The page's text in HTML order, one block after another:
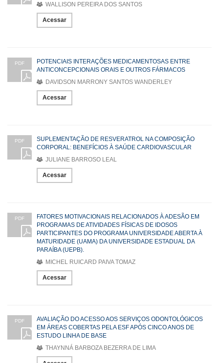
WALLISON PEREIRA DOS SANTOS
Acessar
PDF
POTENCIAIS INTERAÇÕES MEDICAMENTOSAS ENTRE
ANTICONCEPCIONAIS ORAIS E OUTROS FÁRMACOS
DAVIDSON MARRONY SANTOS WANDERLEY
Acessar
PDF
SUPLEMENTAÇÃO DE RESVERATROL NA COMPOSIÇÃO
CORPORAL: BENEFÍCIOS À SAÚDE CARDIOVASCULAR
JULIANE BARROSO LEAL
Acessar
PDF
FATORES MOTIVACIONAIS RELACIONADOS À ADESÃO EM
PROGRAMAS DE ATIVIDADES FÍSICAS DE IDOSOS
PARTICIPANTES DO PROGRAMA UNIVERSIDADE ABERTA À
MATURIDADE (UAMA) DA UNIVERSIDADE ESTADUAL DA
PARAÍBA (UEPB).
MICHEL RUICARD PAIVA TOMAZ
Acessar
PDF
AVALIAÇÃO DO ACESSO AOS SERVIÇOS ODONTOLÓGICOS
EM ÁREAS COBERTAS PELA ESF APÓS CINCO ANOS DE
ESTUDO LINHA DE BASE
THAYNNÁ BARBOZA BEZERRA DE LIMA